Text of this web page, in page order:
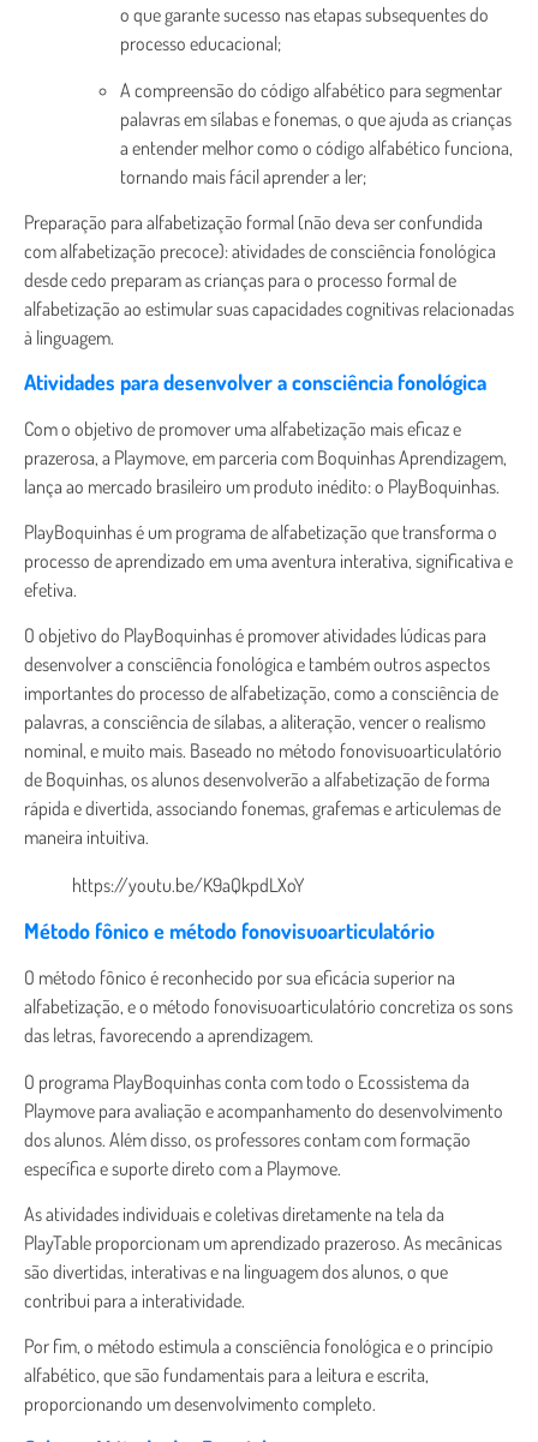
o que garante sucesso nas etapas subsequentes do
processo educacional;
A compreensão do código alfabético para segmentar
palavras em sílabas e fonemas, o que ajuda as crianças
a entender melhor como o código alfabético funciona,
tornando mais fácil aprender a ler;
Preparação para alfabetização formal (não deva ser confundida
com alfabetização precoce): atividades de consciência fonológica
desde cedo preparam as crianças para o processo formal de
alfabetização ao estimular suas capacidades cognitivas relacionadas
à linguagem.
Atividades para desenvolver a consciência fonológica
Com o objetivo de promover uma alfabetização mais eficaz e
prazerosa, a Playmove, em parceria com Boquinhas Aprendizagem,
lança ao mercado brasileiro um produto inédito: o PlayBoquinhas.
PlayBoquinhas é um programa de alfabetização que transforma o
processo de aprendizado em uma aventura interativa, significativa e
efetiva.
O objetivo do PlayBoquinhas é promover atividades lúdicas para
desenvolver a consciência fonológica e também outros aspectos
importantes do processo de alfabetização, como a consciência de
palavras, a consciência de sílabas, a aliteração, vencer o realismo
nominal, e muito mais. Baseado no método fonovisuoarticulatório
de Boquinhas, os alunos desenvolverão a alfabetização de forma
rápida e divertida, associando fonemas, grafemas e articulemas de
maneira intuitiva.
https://youtu.be/K9aQkpdLXoY
Método fônico e método fonovisuoarticulatório
O método fônico é reconhecido por sua eficácia superior na
alfabetização, e o método fonovisuoarticulatório concretiza os sons
das letras, favorecendo a aprendizagem.
O programa PlayBoquinhas conta com todo o Ecossistema da
Playmove para avaliação e acompanhamento do desenvolvimento
dos alunos. Além disso, os professores contam com formação
específica e suporte direto com a Playmove.
As atividades individuais e coletivas diretamente na tela da
PlayTable proporcionam um aprendizado prazeroso. As mecânicas
são divertidas, interativas e na linguagem dos alunos, o que
contribui para a interatividade.
Por fim, o método estimula a consciência fonológica e o princípio
alfabético, que são fundamentais para a leitura e escrita,
proporcionando um desenvolvimento completo.